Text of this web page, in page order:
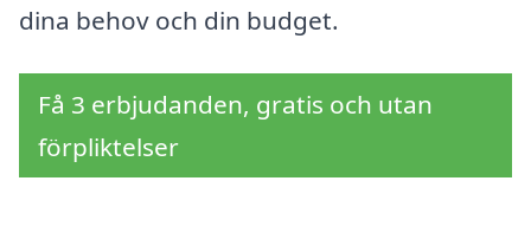
dina behov och din budget.
Få 3 erbjudanden, gratis och utan
förpliktelser